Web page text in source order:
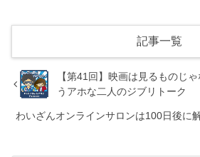
記事一覧
【第41回】映画は見るものじ
うアホな二人のジブリトーク
わいざんオンラインサロンは100日後に